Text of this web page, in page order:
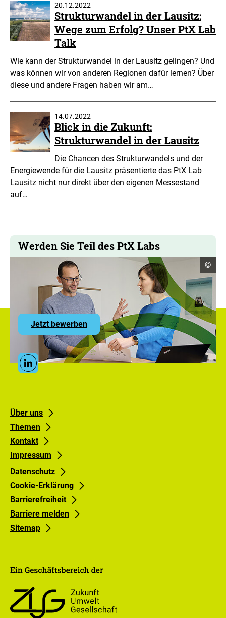
20.12.2022
Strukturwandel in der Lausitz:
Wege zum Erfolg? Unser PtX Lab
Talk
Wie kann der Strukturwandel in der Lausitz gelingen? Und
was können wir von anderen Regionen dafür lernen? Über
diese und andere Fragen haben wir am…
14.07.2022
Blick in die Zukunft:
Strukturwandel in der Lausitz
Die Chancen des Strukturwandels und der
Energiewende für die Lausitz präsentierte das PtX Lab
Lausitz nicht nur direkt über den eigenen Messestand
auf…
Werden Sie Teil des PtX Labs
Jetzt bewerbenzu
den
Stellenangeboten
des
PtX
Lab
Social
MediaLinkedin
©
Footer
links
Gruppe
0
Über uns
Themen
Kontakt
Impressum
Footer
links
Gruppe
1
Datenschutz
Cookie-Erklärung
Barrierefreiheit
Barriere melden
Sitemap